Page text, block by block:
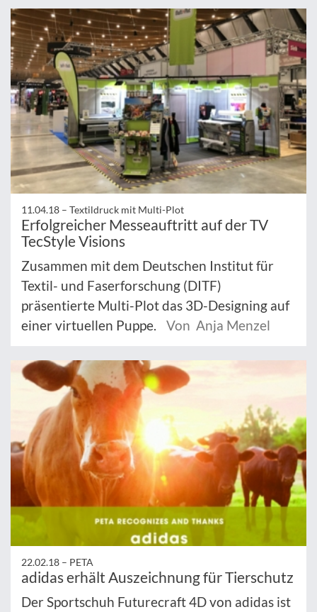
11.04.18 – Textildruck mit Multi-Plot
Erfolgreicher Messeauftritt auf der TV
TecStyle Visions
Zusammen mit dem Deutschen Institut für
Textil- und Faserforschung (DITF)
präsentierte Multi-Plot das 3D-Designing auf
einer virtuellen Puppe.
Von Anja Menzel
22.02.18 – PETA
adidas erhält Auszeichnung für Tierschutz
Der Sportschuh Futurecraft 4D von adidas ist